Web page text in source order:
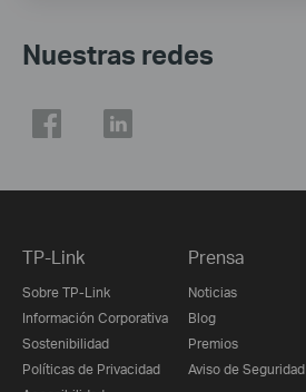
Nuestras redes
TP-Link
Sobre TP-Link
Información Corporativa
Sostenibilidad
Políticas de Privacidad
Prensa
Noticias
Blog
Premios
Aviso de Seguridad